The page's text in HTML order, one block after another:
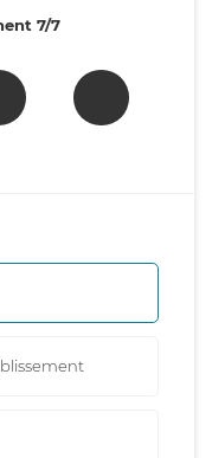
7/7